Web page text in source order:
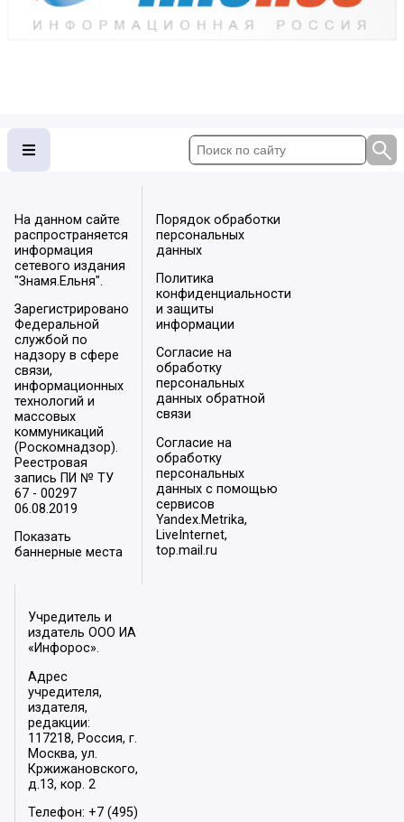
На данном сайте
распространяется
информация
сетевого издания
"Знамя.Ельня".
Зарегистрировано
Федеральной
службой по
надзору в сфере
связи,
информационных
технологий и
массовых
коммуникаций
(Роскомнадзор).
Реестровая
запись ПИ № ТУ
67 - 00297
06.08.2019
Показать
баннерные места
Порядок обработки
персональных
данных
Политика
конфиденциальности
и защиты
информации
Согласие на
обработку
персональных
данных обратной
связи
Согласие на
обработку
персональных
данных с помощью
сервисов
Yandex.Metrika,
LiveInternet,
top.mail.ru
Учредитель и
издатель ООО ИА
«Инфорос».
Адрес
учредителя,
издателя,
редакции:
117218, Россия, г.
Москва, ул.
Кржижановского,
д.13, кор. 2
Телефон: +7 (495)